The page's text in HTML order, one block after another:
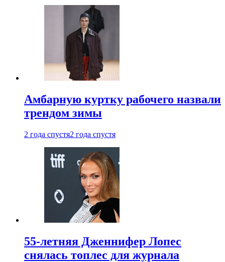
Амбарную куртку рабочего назвали
трендом зимы
2 года спустя2 года спустя
55-летняя Дженнифер Лопес
снялась топлес для журнала